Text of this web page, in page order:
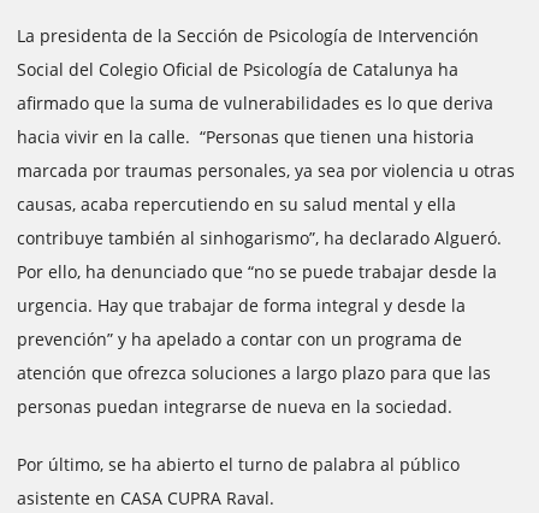
La presidenta de la Sección de Psicología de Intervención
Social del Colegio Oficial de Psicología de Catalunya ha
afirmado que la suma de vulnerabilidades es lo que deriva
hacia vivir en la calle. “Personas que tienen una historia
marcada por traumas personales, ya sea por violencia u otras
causas, acaba repercutiendo en su salud mental y ella
contribuye también al sinhogarismo”, ha declarado Algueró.
Por ello, ha denunciado que “no se puede trabajar desde la
urgencia. Hay que trabajar de forma integral y desde la
prevención” y ha apelado a contar con un programa de
atención que ofrezca soluciones a largo plazo para que las
personas puedan integrarse de nueva en la sociedad.
Por último, se ha abierto el turno de palabra al público
asistente en CASA CUPRA Raval.